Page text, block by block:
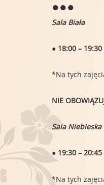
●●●
Sala Biała
● 18:00 – 19:30
*Na tych
NIE
Sala Niebieska
● 19:30 – 20:45
*Na tych